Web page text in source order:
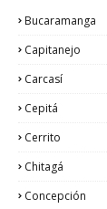
Bucaramanga
Capitanejo
Carcasí
Cepitá
Cerrito
Chitagá
Concepción